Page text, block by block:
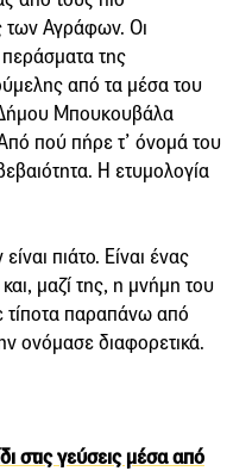
των Αγράφων. Οι
της
από τα μέσα του
Μπουκουβάλα
πού πήρε τ’ όνομά του
Η ετυμολογία
πιάτο. Είναι ένας
μαζί της, η μνήμη του
τίποτα παραπάνω από
ονόμασε διαφορετικά.
στις γεύσεις μέσα από